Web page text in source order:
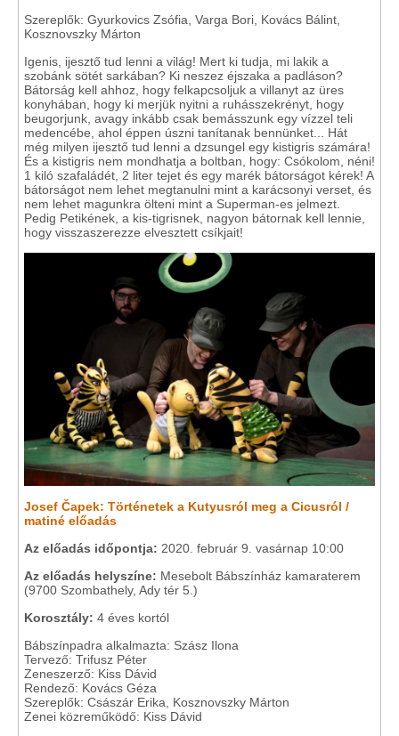
Szereplők: Gyurkovics Zsófia, Varga Bori, Kovács Bálint,
Kosznovszky Márton
Igenis, ijesztő tud lenni a világ! Mert ki tudja, mi lakik a
szobánk sötét sarkában? Ki neszez éjszaka a padláson?
Bátorság kell ahhoz, hogy felkapcsoljuk a villanyt az üres
konyhában, hogy ki merjük nyitni a ruhásszekrényt, hogy
beugorjunk, avagy inkább csak bemásszunk egy vízzel teli
medencébe, ahol éppen úszni tanítanak bennünket... Hát
még milyen ijesztő tud lenni a dzsungel egy kistigris számára!
És a kistigris nem mondhatja a boltban, hogy: Csókolom, néni!
1 kiló szafaládét, 2 liter tejet és egy marék bátorságot kérek! A
bátorságot nem lehet megtanulni mint a karácsonyi verset, és
nem lehet magunkra ölteni mint a Superman-es jelmezt.
Pedig Petikének, a kis-tigrisnek, nagyon bátornak kell lennie,
hogy visszaszerezze elvesztett csíkjait!
Josef Čapek: Történetek a Kutyusról meg a Cicusról /
matiné előadás
Az előadás időpontja: 2020. február 9. vasárnap 10:00
Az előadás helyszíne: Mesebolt Bábszínház kamaraterem
(9700 Szombathely, Ady tér 5.)
Korosztály: 4 éves kortól
Bábszínpadra alkalmazta: Szász Ilona
Tervező: Trifusz Péter
Zeneszerző: Kiss Dávid
Rendező: Kovács Géza
Szereplők: Császár Erika, Kosznovszky Márton
Zenei közreműködő: Kiss Dávid